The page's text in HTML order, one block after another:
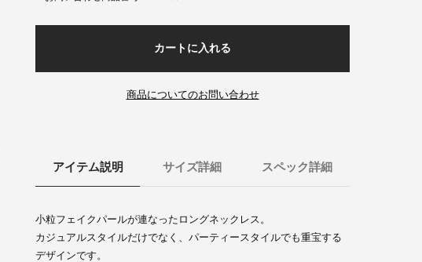
カートに入れる
商品についてのお問い合わせ
アイテム説明 サイズ詳細 スペック詳細
小粒フェイクパールが連なったロングネックレス。
カジュアルスタイルだけでなく、パーティースタイルでも重宝する
デザインです。